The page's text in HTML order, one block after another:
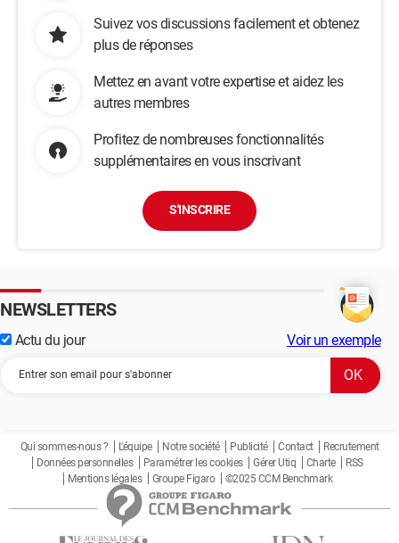
Suivez vos discussions facilement et obtenez
plus de réponses
Mettez en avant votre expertise et aidez les
autres membres
Profitez de nombreuses fonctionnalités
supplémentaires en vous inscrivant
S'INSCRIRE
NEWSLETTERS
Actu du jour Voir un exemple
Qui sommes-nous ? L'équipe Notre société Publicité Contact
Recrutement
Données personnelles
Paramétrer les cookies Gérer Utiq Charte
RSS
Mentions légales
Groupe Figaro ©2025 CCM Benchmark